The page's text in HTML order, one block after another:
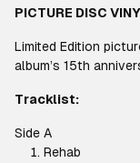
PICTURE DISC
Limited Edition
album’s 15th
Tracklist:
Side A
Rehab